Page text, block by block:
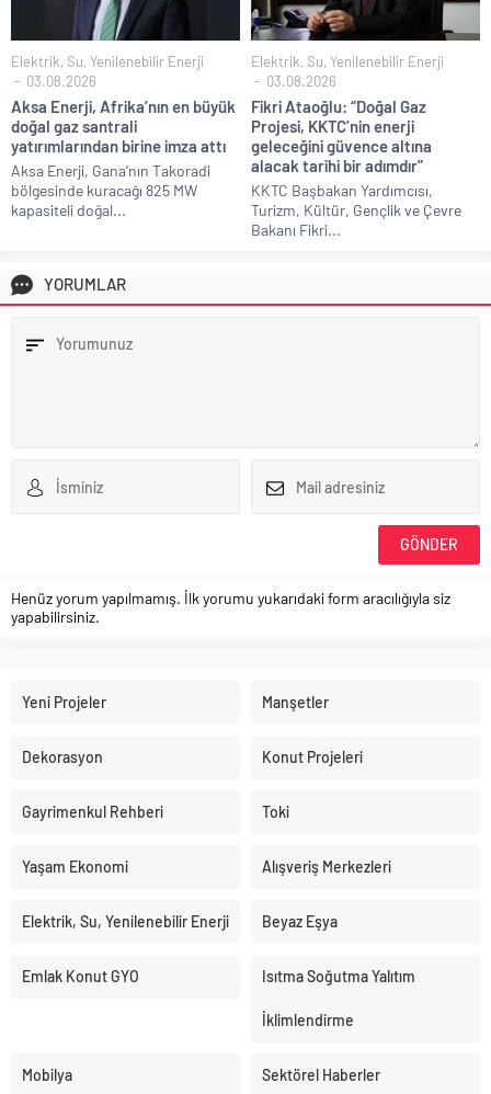
Elektrik, Su, Yenilenebilir Enerji
03.08.2026
Aksa Enerji, Afrika’nın en büyük
doğal gaz santrali
yatırımlarından birine imza attı
Aksa Enerji, Gana’nın Takoradi
bölgesinde kuracağı 825 MW
kapasiteli doğal...
Elektrik, Su, Yenilenebilir Enerji
03.08.2026
Fikri Ataoğlu: “Doğal Gaz
Projesi, KKTC’nin enerji
geleceğini güvence altına
alacak tarihi bir adımdır”
KKTC Başbakan Yardımcısı,
Turizm, Kültür, Gençlik ve Çevre
Bakanı Fikri...
YORUMLAR
Henüz yorum yapılmamış. İlk yorumu yukarıdaki form aracılığıyla siz
yapabilirsiniz.
Yeni Projeler Manşetler
Dekorasyon Konut Projeleri
Gayrimenkul Rehberi Toki
Yaşam Ekonomi Alışveriş Merkezleri
Elektrik, Su, Yenilenebilir Enerji Beyaz Eşya
Emlak Konut GYO Isıtma Soğutma Yalıtım
İklimlendirme
Mobilya Sektörel Haberler